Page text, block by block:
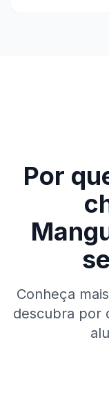
Por
Conheça
descubra por